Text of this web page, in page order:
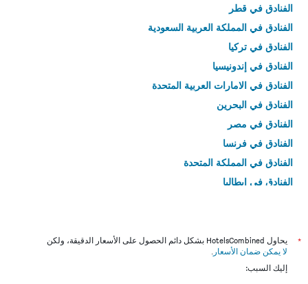
الفنادق في قطر
الفنادق في المملكة العربية السعودية
الفنادق في تركيا
الفنادق في إندونيسيا
الفنادق في الامارات العربية المتحدة
الفنادق في البحرين
الفنادق في مصر
الفنادق في فرنسا
الفنادق في المملكة المتحدة
الفنادق في إيطاليا
*
يحاول HotelsCombined بشكل دائم الحصول على الأسعار الدقيقة، ولكن
لا يمكن ضمان الأسعار .
إليك السبب: